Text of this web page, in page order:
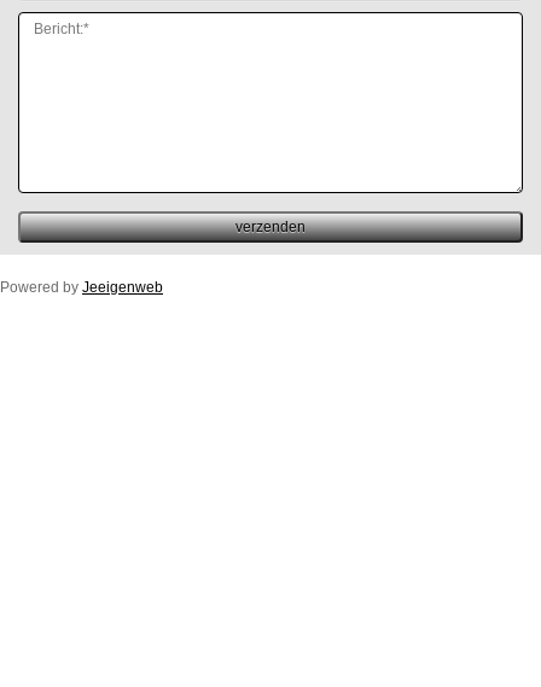
Powered by Jeeigenweb